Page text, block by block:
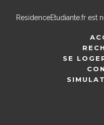
ResidenceEtudiante.frest
SE